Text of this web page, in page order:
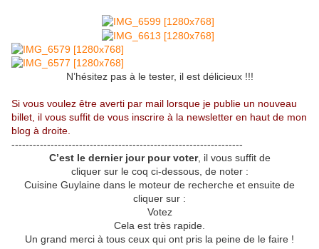
N’hésitez pas à le tester, il est délicieux !!!
Si vous voulez être averti par mail lorsque je publie un nouveau
billet, il vous suffit de vous inscrire à la newsletter en haut de mon
blog à droite.
-----------------------------------------------------------------
C’est le dernier jour pour voter, il vous suffit de
cliquer sur le coq ci-dessous, de noter :
Cuisine Guylaine dans le moteur de recherche et ensuite de
cliquer sur :
Votez
Cela est très rapide.
Un grand merci à tous ceux qui ont pris la peine de le faire !